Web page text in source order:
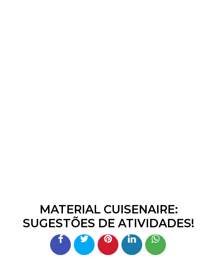
MATERIAL CUISENAIRE:
SUGESTÕES DE ATIVIDADES!